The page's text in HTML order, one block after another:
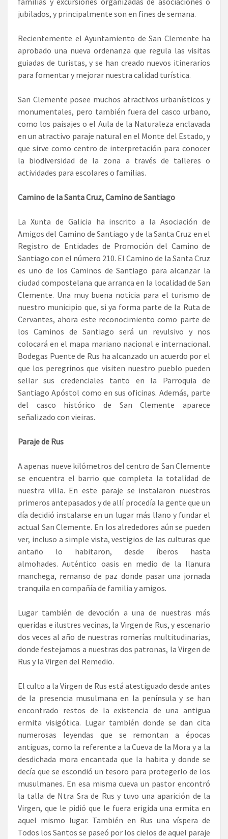
jubilados, y principalmente son en fines de semana.
Recientemente el Ayuntamiento de San Clemente ha
aprobado una nueva ordenanza que regula las visitas
guiadas de turistas, y se han creado nuevos itinerarios
para fomentar y mejorar nuestra calidad turística.
San Clemente posee muchos atractivos urbanísticos y
monumentales, pero también fuera del casco urbano,
como los paisajes o el Aula de la Naturaleza enclavada
en un atractivo paraje natural en el Monte del Estado, y
que sirve como centro de interpretación para conocer
la biodiversidad de la zona a través de talleres o
actividades para escolares o familias.
Camino de la Santa Cruz, Camino de Santiago
La Xunta de Galicia ha inscrito a la Asociación de
Amigos del Camino de Santiago y de la Santa Cruz en el
Registro de Entidades de Promoción del Camino de
Santiago con el número 210. El Camino de la Santa Cruz
es uno de los Caminos de Santiago para alcanzar la
ciudad compostelana que arranca en la localidad de San
Clemente. Una muy buena noticia para el turismo de
nuestro municipio que, si ya forma parte de la Ruta de
Cervantes, ahora este reconocimiento como parte de
los Caminos de Santiago será un revulsivo y nos
colocará en el mapa mariano nacional e internacional.
Bodegas Puente de Rus ha alcanzado un acuerdo por el
que los peregrinos que visiten nuestro pueblo pueden
sellar sus credenciales tanto en la Parroquia de
Santiago Apóstol como en sus oficinas. Además, parte
del casco histórico de San Clemente aparece
señalizado con vieiras.
Paraje de Rus
A apenas nueve kilómetros del centro de San Clemente
se encuentra el barrio que completa la totalidad de
nuestra villa. En este paraje se instalaron nuestros
primeros antepasados y de allí procedía la gente que un
día decidió instalarse en un lugar más llano y fundar el
actual San Clemente. En los alrededores aún se pueden
ver, incluso a simple vista, vestigios de las culturas que
antaño lo habitaron, desde íberos hasta
almohades. Auténtico oasis en medio de la llanura
manchega, remanso de paz donde pasar una jornada
tranquila en compañía de familia y amigos.
Lugar también de devoción a una de nuestras más
queridas e ilustres vecinas, la Virgen de Rus, y escenario
dos veces al año de nuestras romerías multitudinarias,
donde festejamos a nuestras dos patronas, la Virgen de
Rus y la Virgen del Remedio.
El culto a la Virgen de Rus está atestiguado desde antes
de la presencia musulmana en la península y se han
encontrado restos de la existencia de una antigua
ermita visigótica. Lugar también donde se dan cita
numerosas leyendas que se remontan a épocas
antiguas, como la referente a la Cueva de la Mora y a la
desdichada mora encantada que la habita y donde se
decía que se escondió un tesoro para protegerlo de los
musulmanes. En esa misma cueva un pastor encontró
la talla de Ntra Sra de Rus y tuvo una aparición de la
Virgen, que le pidió que le fuera erigida una ermita en
aquel mismo lugar. También en Rus una víspera de
Todos los Santos se paseó por los cielos de aquel paraje